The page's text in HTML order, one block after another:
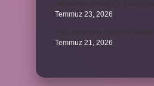
Temmuz 23, 2026
Temmuz 21, 2026